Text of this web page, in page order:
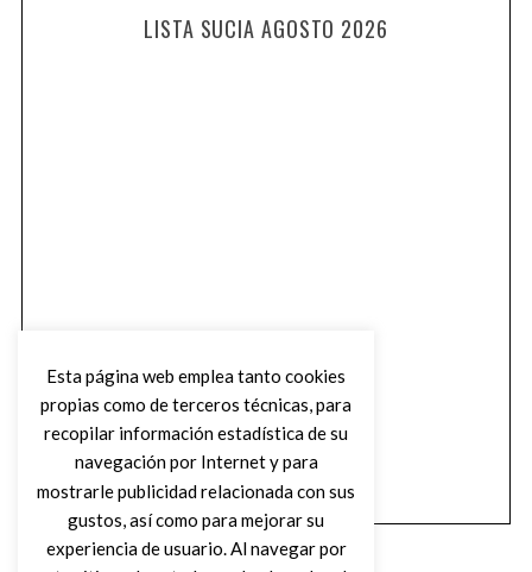
LISTA SUCIA AGOSTO 2026
Esta página web emplea tanto cookies
propias como de terceros técnicas, para
recopilar información estadística de su
navegación por Internet y para
mostrarle publicidad relacionada con sus
gustos, así como para mejorar su
experiencia de usuario. Al navegar por